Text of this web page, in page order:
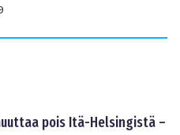
pois Itä-Helsingistä –